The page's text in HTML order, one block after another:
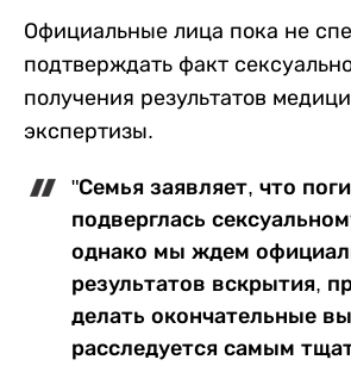
Официальные лица пока не
подтверждать факт
получения результатов
экспертизы.
"Семья заявляет, что
подверглась
однако мы ждем
результатов вскрытия,
делать окончательные
расследуется самым